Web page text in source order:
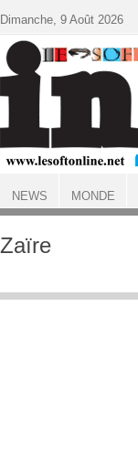
ACCUEIL
Zaïre
Dimanche, 9 Août 2026
NEWS MONDE